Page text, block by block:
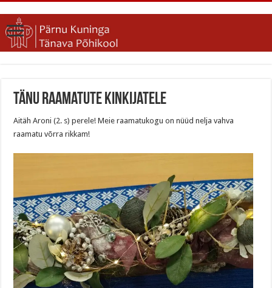
Tänu raamatute kinkijatele
Aitäh Aroni (2. s) perele! Meie raamatukogu on nüüd nelja vahva
raamatu võrra rikkam!